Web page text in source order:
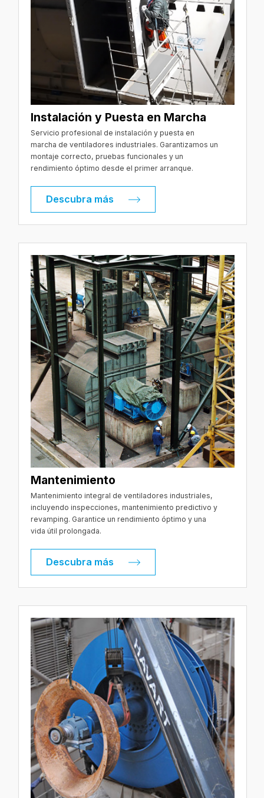
Instalación y Puesta en Marcha
Servicio profesional de instalación y puesta en
marcha de ventiladores industriales. Garantizamos un
montaje correcto, pruebas funcionales y un
rendimiento óptimo desde el primer arranque.
Descubra más
Mantenimiento
Mantenimiento integral de ventiladores industriales,
incluyendo inspecciones, mantenimiento predictivo y
revamping. Garantice un rendimiento óptimo y una
vida útil prolongada.
Descubra más